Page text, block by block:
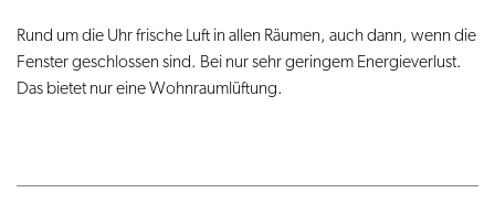
Rund um die Uhr frische Luft in allen Räumen, auch dann, wenn die
Fenster geschlossen sind. Bei nur sehr geringem Energieverlust.
Das bietet nur eine Wohnraumlüftung.